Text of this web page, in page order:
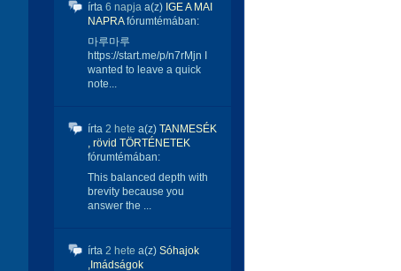
írta 6 napja a(z) IGE A MAI
NAPRAfórumtémában:
마루마루
https://start.me/p/n7rMjn I
wanted to leave a quick
note...
írta 2 hete a(z) TANMESÉK
, rövid TÖRTÉNETEK
fórumtémában:
This balanced depth with
brevity because you
answer the ...
írta 2 hete a(z) Sóhajok
,Imádságok